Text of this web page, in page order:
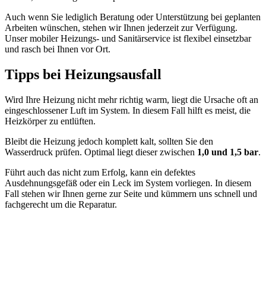
Auch wenn Sie lediglich Beratung oder Unterstützung bei geplanten
Arbeiten wünschen, stehen wir Ihnen jederzeit zur Verfügung.
Unser mobiler Heizungs- und Sanitärservice ist flexibel einsetzbar
und rasch bei Ihnen vor Ort.
Tipps bei Heizungsausfall
Wird Ihre Heizung nicht mehr richtig warm, liegt die Ursache oft an
eingeschlossener Luft im System. In diesem Fall hilft es meist, die
Heizkörper zu entlüften.
Bleibt die Heizung jedoch komplett kalt, sollten Sie den
Wasserdruck prüfen. Optimal liegt dieser zwischen 1,0 und 1,5 bar.
Führt auch das nicht zum Erfolg, kann ein defektes
Ausdehnungsgefäß oder ein Leck im System vorliegen. In diesem
Fall stehen wir Ihnen gerne zur Seite und kümmern uns schnell und
fachgerecht um die Reparatur.